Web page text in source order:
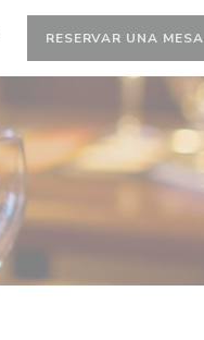
RESERVAR UNA MESA